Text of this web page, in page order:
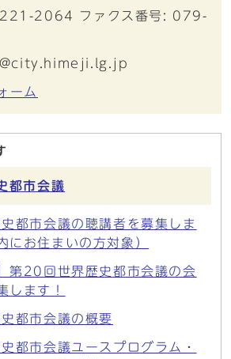
2064 ファクス番号: 079-
ーム
都市会議
都市会議の聴講者を募集しま
にお住まいの方対象）
第20回世界歴史都市会議の会
します！
都市会議の概要
都市会議ユースプログラム・